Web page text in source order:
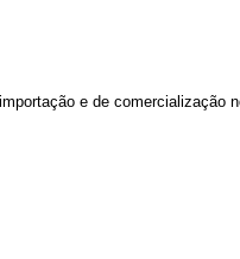
e de comercialização